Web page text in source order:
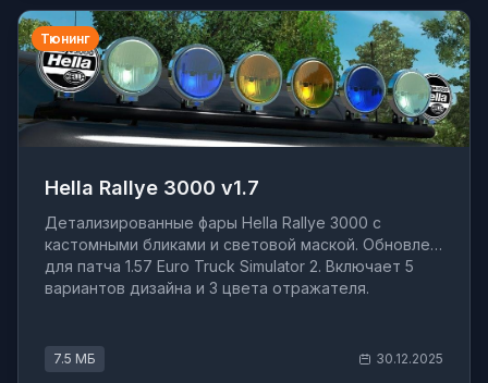
Тюнинг
Hella Rallye 3000 v1.7
Детализированные фары Hella Rallye 3000 с
кастомными бликами и световой маской. Обновлен
для патча 1.57 Euro Truck Simulator 2. Включает 5
вариантов дизайна и 3 цвета отражателя.
7.5 МБ 30.12.2025